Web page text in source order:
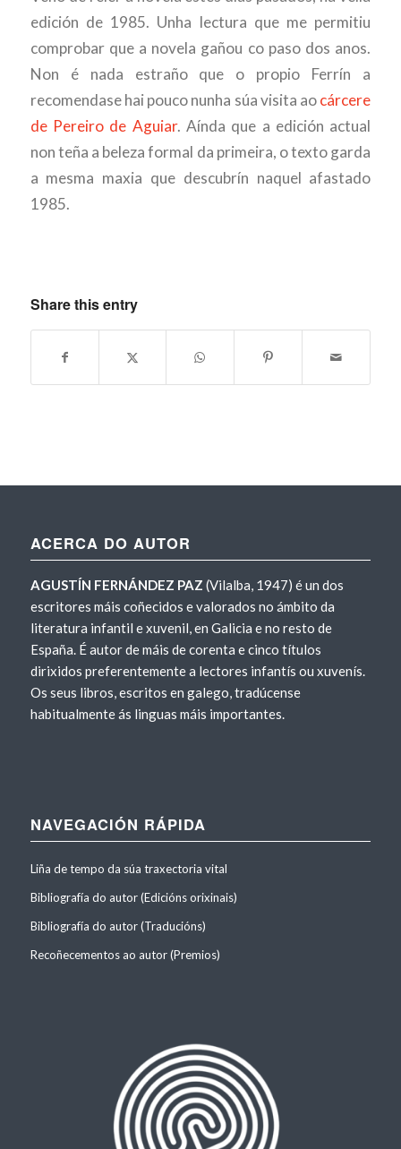
edición de 1985. Unha lectura que me permitiu
comprobar que a novela gañou co paso dos anos.
Non é nada estraño que o propio Ferrín a
recomendase hai pouco nunha súa visita aocárcere
de Pereiro de Aguiar. Aínda que a edición actual
non teña a beleza formal da primeira, o texto garda
a mesma maxia que descubrín naquel afastado
1985.
Share this entry
ACERCA DO AUTOR
AGUSTÍN FERNÁNDEZ PAZ (Vilalba, 1947) é un dos
escritores máis coñecidos e valorados no ámbito da
literatura infantil e xuvenil, en Galicia e no resto de
España. É autor de máis de corenta e cinco títulos
dirixidos preferentemente a lectores infantís ou xuvenís.
Os seus libros, escritos en galego, tradúcense
habitualmente ás linguas máis importantes.
NAVEGACIÓN RÁPIDA
Liña de tempo da súa traxectoria vital
Bibliografía do autor (Edicións orixinais)
Bibliografía do autor (Traducións)
Recoñecementos ao autor (Premios)